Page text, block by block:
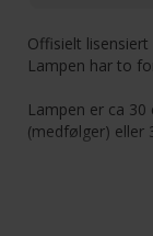
Offisielt
Lampen har to
Lampen er ca 30
(medfølger) eller